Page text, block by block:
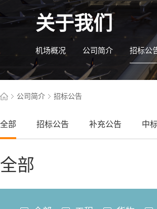
关于我们
机场概况 公司简介 招标公
公司简介 招标公告
全部 招标公告 补充公告 中
全部